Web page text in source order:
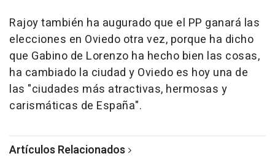
Rajoy también ha augurado que el PP ganará las
elecciones en Oviedo otra vez, porque ha dicho
que Gabino de Lorenzo ha hecho bien las cosas,
ha cambiado la ciudad y Oviedo es hoy una de
las "ciudades más atractivas, hermosas y
carismáticas de España".
Artículos Relacionados